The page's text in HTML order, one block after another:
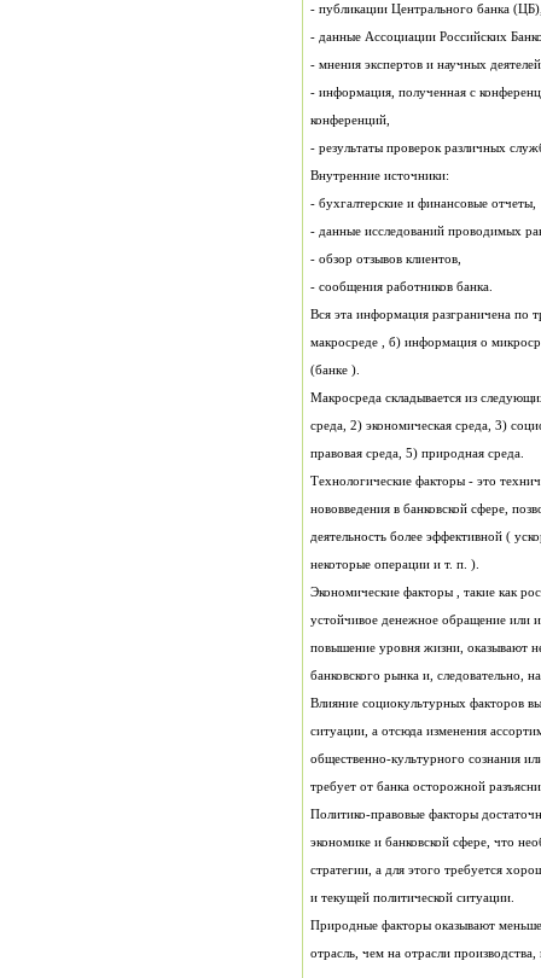
- публикации Центрального банка
- данные Ассоциации Российских
- мнения экспертов и научных
конференций,
- результаты проверок различных
Внутренние источники:
- бухгалтерские и финансовые отчеты,
- данные исследований проводимых
- обзор отзывов клиентов,
- сообщения работников банка.
макросреде , б) информация о
(банке ).
правовая среда, 5) природная среда.
некоторые операции и т. п. ).
банковского рынка и, следовательно,
требует от банка осторожной
и текущей политической ситуации.